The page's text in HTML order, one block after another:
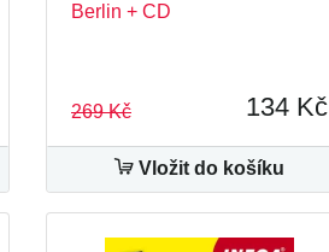
Berlin + CD
269 Kč 134 Kč
Vložit do košíku